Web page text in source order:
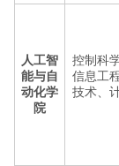
人工智
能与自
动化学
院
控制科
信息工
技术、